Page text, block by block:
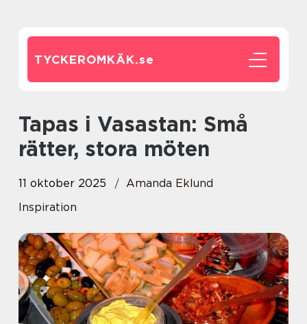
TYCKEROMKÄK.se
Tapas i Vasastan: Små
rätter, stora möten
11 oktober 2025
Amanda Eklund
Inspiration